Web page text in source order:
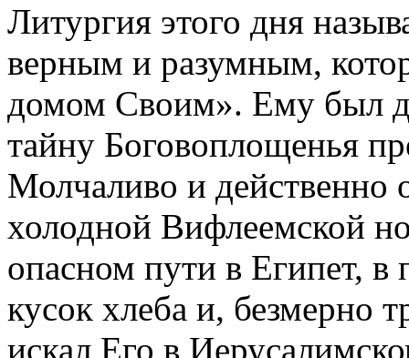
Литургия этого дня
верным и разумным,
домом Своим». Ему был
тайну Боговоплощенья
Молчаливо и действенно
холодной Вифлеемской
опасном пути в Египет, в
кусок хлеба и, безмерно
искал Его в